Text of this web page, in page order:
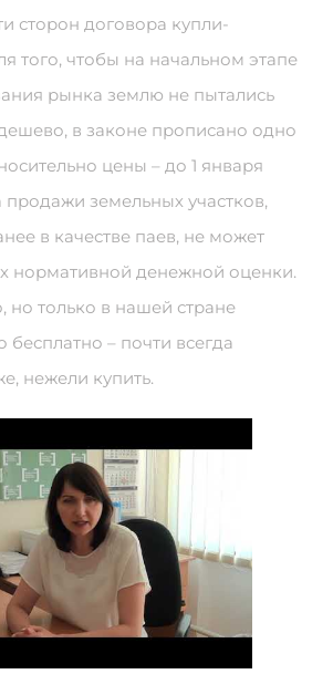
сторон договора купли-
того, чтобы на начальном этапе
рынка землю не пытались
в законе прописано одно
цены – до 1 января
продажи земельных участков,
в качестве паев, не может
нормативной денежной оценки.
но только в нашей стране
бесплатно – почти всегда
нежели купить.